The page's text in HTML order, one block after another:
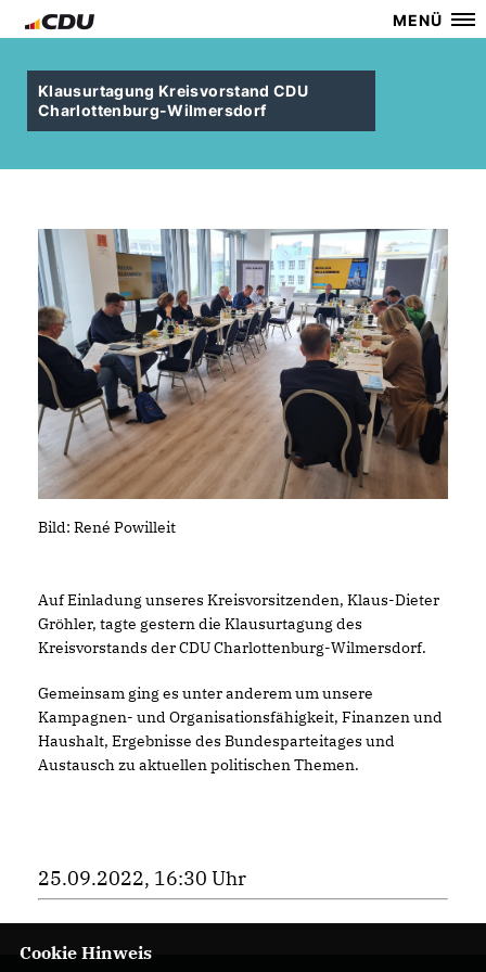
MENÜ
Klausurtagung Kreisvorstand CDU
Charlottenburg-Wilmersdorf
Bild: René Powilleit
Auf Einladung unseres Kreisvorsitzenden, Klaus-Dieter
Gröhler, tagte gestern die Klausurtagung des
Kreisvorstands der CDU Charlottenburg-Wilmersdorf.
Gemeinsam ging es unter anderem um unsere
Kampagnen- und Organisationsfähigkeit, Finanzen und
Haushalt, Ergebnisse des Bundesparteitages und
Austausch zu aktuellen politischen Themen.
25.09.2022, 16:30 Uhr
Cookie Hinweis